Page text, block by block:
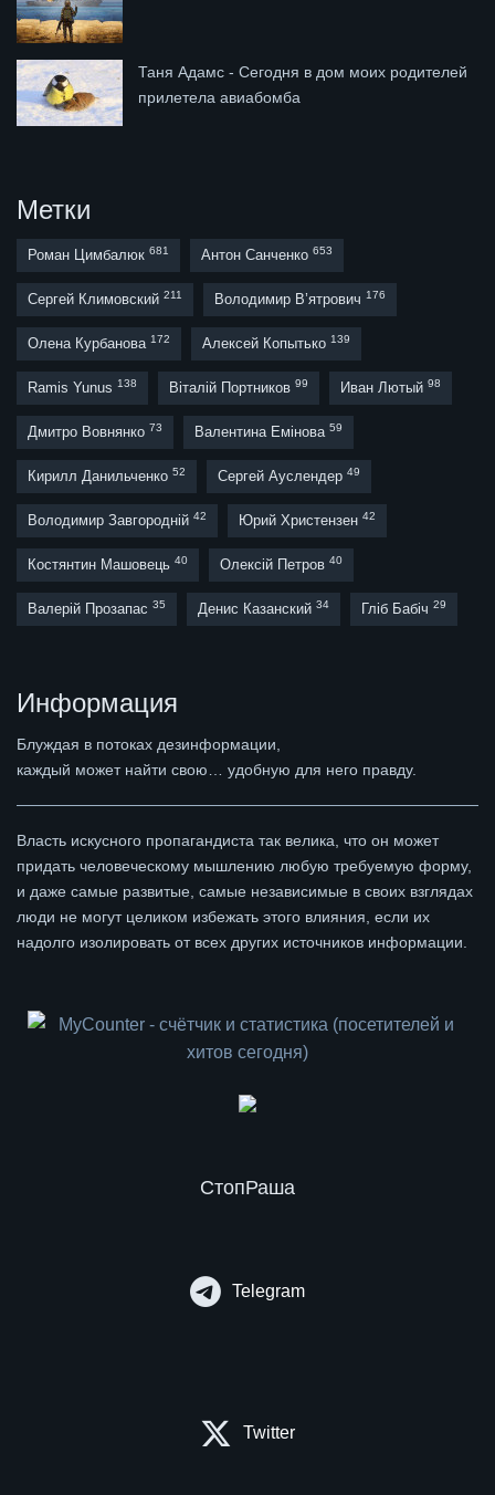
Таня Адамс - Сегодня в дом моих родителей
прилетела авиабомба
Метки
Роман Цимбалюк 681 Антон Санченко 653
Сергей Климовский 211 Володимир В’ятрович 176
Олена Курбанова 172 Алексей Копытько 139
Ramis Yunus 138 Віталій Портников 99 Иван Лютый 98
Дмитро Вовнянко 73 Валентина Емінова 59
Кирилл Данильченко 52 Сергей Ауслендер 49
Володимир Завгородній 42 Юрий Христензен 42
Костянтин Машовець 40 Олексій Петров 40
Валерій Прозапас 35 Денис Казанский 34 Гліб Бабіч 29
Информация
Блуждая в потоках дезинформации,
каждый может найти свою… удобную для него правду.
Власть искусного пропагандиста так велика, что он может
придать человеческому мышлению любую требуемую форму,
и даже самые развитые, самые независимые в своих взглядах
люди не могут целиком избежать этого влияния, если их
надолго изолировать от всех других источников информации.
СтопРаша
Telegram
Twitter